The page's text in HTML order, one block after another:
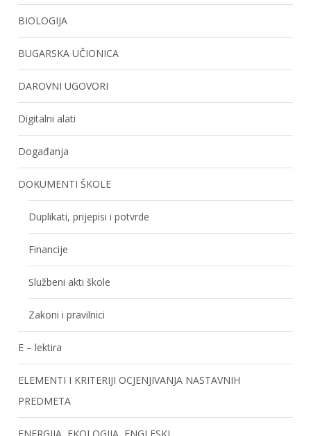
BIOLOGIJA
BUGARSKA UČIONICA
DAROVNI UGOVORI
Digitalni alati
Događanja
DOKUMENTI ŠKOLE
Duplikati, prijepisi i potvrde
Financije
Službeni akti škole
Zakoni i pravilnici
E – lektira
ELEMENTI I KRITERIJI OCJENJIVANJA NASTAVNIH
PREDMETA
ENERGIJA, EKOLOGIJA, ENGLESKI